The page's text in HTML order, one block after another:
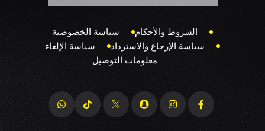
الشروط والأحكام
سياسة الخصوصية
سياسة الإرجاع والاسترداد
سياسة الإلغاء
معلومات التوصيل